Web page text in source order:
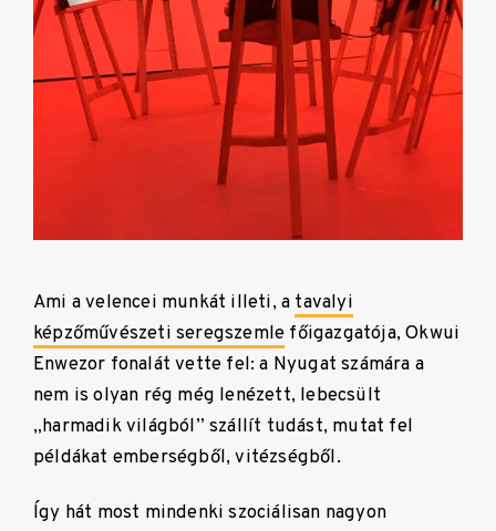
Ami a velencei munkát illeti, a tavalyi
képzőművészeti seregszemle főigazgatója, Okwui
Enwezor fonalát vette fel: a Nyugat számára a
nem is olyan rég még lenézett, lebecsült
„harmadik világból” szállít tudást, mutat fel
példákat emberségből, vitézségből.
Így hát most mindenki szociálisan nagyon